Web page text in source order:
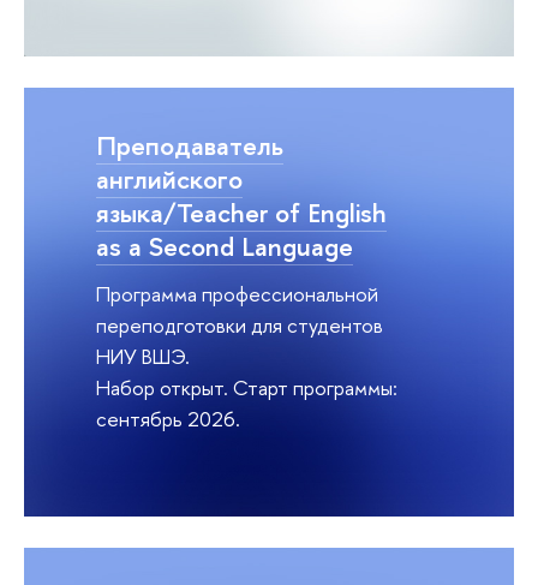
Преподаватель
английского
языка/Teacher of English
as a Second Language
Программа профессиональной
переподготовки для студентов
НИУ ВШЭ.
Набор открыт. Старт программы:
сентябрь 2026.